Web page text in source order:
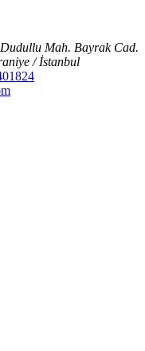
Mah. Bayrak Cad.
/ İstanbul